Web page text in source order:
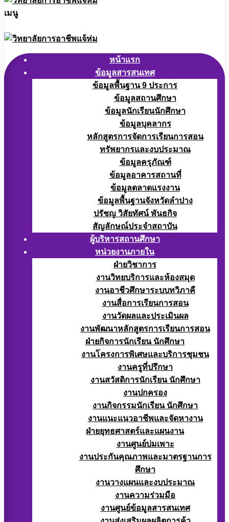
เมนู
หน้าแรก
ข้อมูลสารสนเทศ
ข้อมูลพื้นฐาน 9 ประการ
ข้อมูลสถานศึกษา
ข้อมูลนักเรียนนักศึกษา
ข้อมูลบุคลากร
หลักสูตรการจัดการเรียนการสอน
ทรัพยากรและงบประมาณ
ข้อมูลครุภัณฑ์
ข้อมูลอาคารสถานที่
ข้อมูลตลาดแรงงาน
ข้อมูลพื้นฐานจังหวัดลำปาง
ปรัชญ วิสัยทัศน์ พันธกิจ
สัญลักษณ์ประจำสถาบัน
ผู้บริหารสถานศึกษา
หน่วยงานภายใน
ฝ่ายวิชาการ
งานวิทยบริการและห้องสมุด
งานอาชีวศึกษาระบบทวิภาคี
งานสื่อการเรียนการสอน
งานวัดผลและประเมินผล
งานพัฒนาหลักสูตรการเรียนการสอน
ฝ่ายกิจการนักเรียน นักศึกษา
งานโครงการพิเศษและบริการชุมชน
งานครูที่ปรึกษา
งานสวัสดิการนักเรียน นักศึกษา
งานปกครอง
งานกิจกรรมนักเรียน นักศึกษา
งานแนะแนวอาชีพและจัดหางาน
ฝ่ายยุทธศาสตร์และแผนงาน
งานศูนย์บ่มเพาะ
งานประกันคุณภาพและมาตรฐานการ
ศึกษา
งานวางแผนและงบประมาณ
งานความร่วมมือ
งานศูนย์ข้อมูลสารสนเทศ